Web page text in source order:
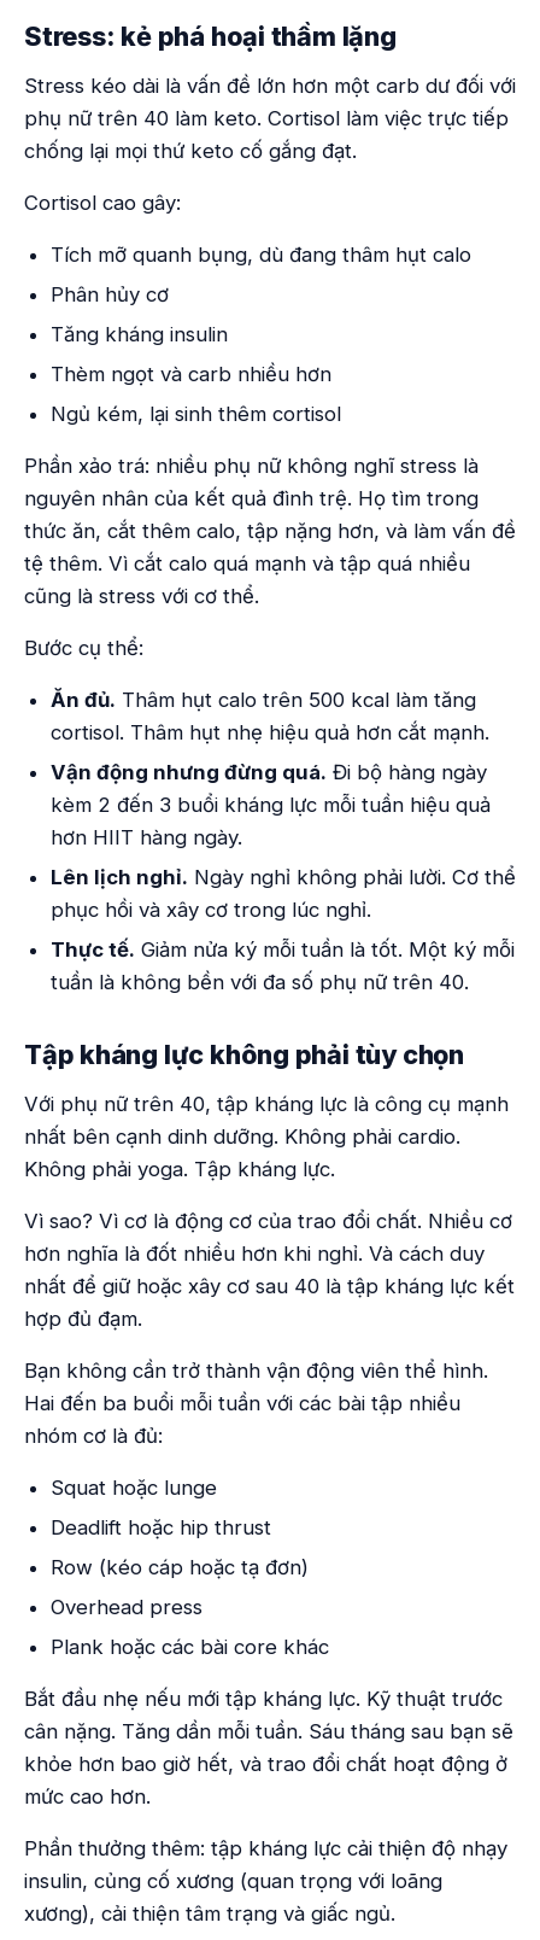
Stress: kẻ phá hoại thầm lặng
Stress kéo dài là vấn đề lớn hơn một carb dư đối với
phụ nữ trên 40 làm keto. Cortisol làm việc trực tiếp
chống lại mọi thứ keto cố gắng đạt.
Cortisol cao gây:
Tích mỡ quanh bụng, dù đang thâm hụt calo
Phân hủy cơ
Tăng kháng insulin
Thèm ngọt và carb nhiều hơn
Ngủ kém, lại sinh thêm cortisol
Phần xảo trá: nhiều phụ nữ không nghĩ stress là
nguyên nhân của kết quả đình trệ. Họ tìm trong
thức ăn, cắt thêm calo, tập nặng hơn, và làm vấn đề
tệ thêm. Vì cắt calo quá mạnh và tập quá nhiều
cũng là stress với cơ thể.
Bước cụ thể:
Ăn đủ. Thâm hụt calo trên 500 kcal làm tăng
cortisol. Thâm hụt nhẹ hiệu quả hơn cắt mạnh.
Vận động nhưng đừng quá. Đi bộ hàng ngày
kèm 2 đến 3 buổi kháng lực mỗi tuần hiệu quả
hơn HIIT hàng ngày.
Lên lịch nghỉ. Ngày nghỉ không phải lười. Cơ thể
phục hồi và xây cơ trong lúc nghỉ.
Thực tế. Giảm nửa ký mỗi tuần là tốt. Một ký mỗi
tuần là không bền với đa số phụ nữ trên 40.
Tập kháng lực không phải tùy chọn
Với phụ nữ trên 40, tập kháng lực là công cụ mạnh
nhất bên cạnh dinh dưỡng. Không phải cardio.
Không phải yoga. Tập kháng lực.
Vì sao? Vì cơ là động cơ của trao đổi chất. Nhiều cơ
hơn nghĩa là đốt nhiều hơn khi nghỉ. Và cách duy
nhất để giữ hoặc xây cơ sau 40 là tập kháng lực kết
hợp đủ đạm.
Bạn không cần trở thành vận động viên thể hình.
Hai đến ba buổi mỗi tuần với các bài tập nhiều
nhóm cơ là đủ:
Squat hoặc lunge
Deadlift hoặc hip thrust
Row (kéo cáp hoặc tạ đơn)
Overhead press
Plank hoặc các bài core khác
Bắt đầu nhẹ nếu mới tập kháng lực. Kỹ thuật trước
cân nặng. Tăng dần mỗi tuần. Sáu tháng sau bạn sẽ
khỏe hơn bao giờ hết, và trao đổi chất hoạt động ở
mức cao hơn.
Phần thưởng thêm: tập kháng lực cải thiện độ nhạy
insulin, củng cố xương (quan trọng với loãng
xương), cải thiện tâm trạng và giấc ngủ.